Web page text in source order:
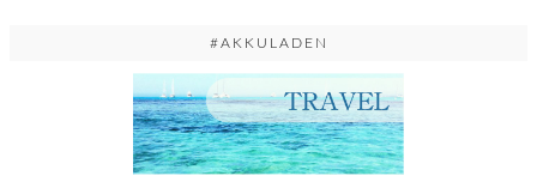
#AKKULADEN